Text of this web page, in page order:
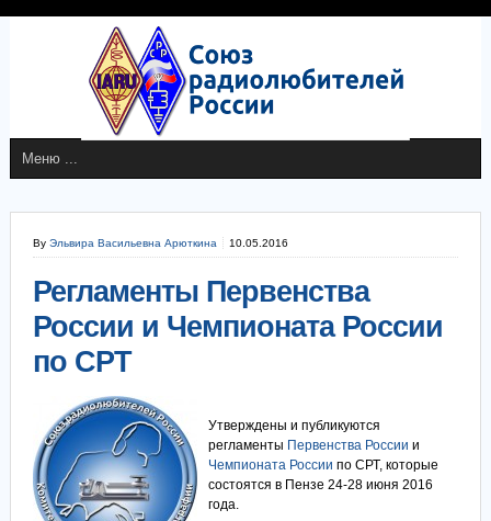
By Эльвира Васильевна Арюткина 10.05.2016
Регламенты Первенства
России и Чемпионата России
по СРТ
Утверждены и публикуются
регламенты Первенства России и
Чемпионата России по СРТ, которые
состоятся в Пензе 24-28 июня 2016
года.